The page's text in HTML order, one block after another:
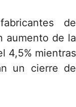
de
aumento de la
4,5% mientras
un cierre de